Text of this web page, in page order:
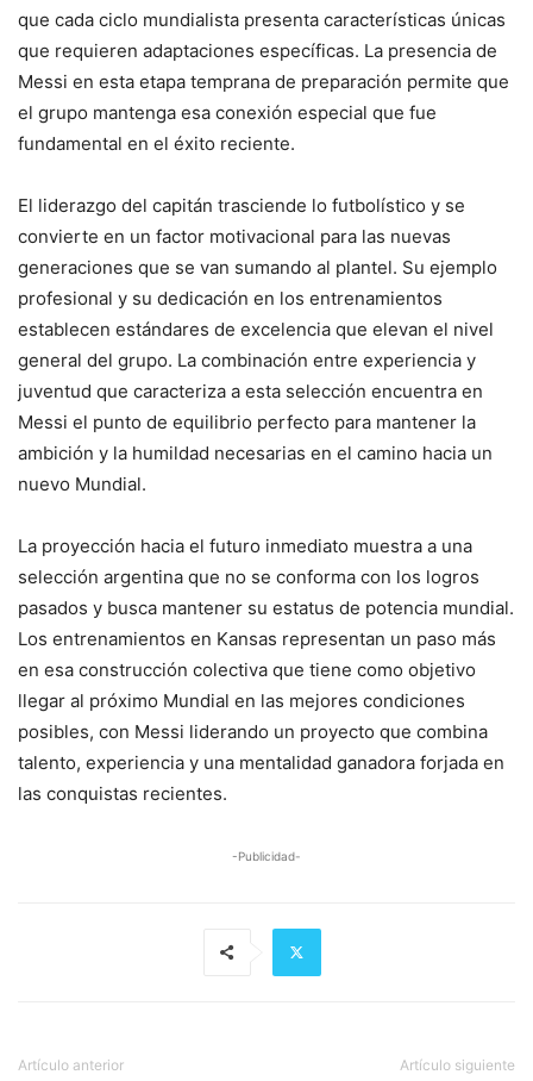
que cada ciclo mundialista presenta características únicas
que requieren adaptaciones específicas. La presencia de
Messi en esta etapa temprana de preparación permite que
el grupo mantenga esa conexión especial que fue
fundamental en el éxito reciente.
El liderazgo del capitán trasciende lo futbolístico y se
convierte en un factor motivacional para las nuevas
generaciones que se van sumando al plantel. Su ejemplo
profesional y su dedicación en los entrenamientos
establecen estándares de excelencia que elevan el nivel
general del grupo. La combinación entre experiencia y
juventud que caracteriza a esta selección encuentra en
Messi el punto de equilibrio perfecto para mantener la
ambición y la humildad necesarias en el camino hacia un
nuevo Mundial.
La proyección hacia el futuro inmediato muestra a una
selección argentina que no se conforma con los logros
pasados y busca mantener su estatus de potencia mundial.
Los entrenamientos en Kansas representan un paso más
en esa construcción colectiva que tiene como objetivo
llegar al próximo Mundial en las mejores condiciones
posibles, con Messi liderando un proyecto que combina
talento, experiencia y una mentalidad ganadora forjada en
las conquistas recientes.
-Publicidad-
Artículo anterior Artículo siguiente